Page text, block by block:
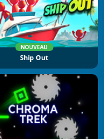
NOUVEAU
Ship Out